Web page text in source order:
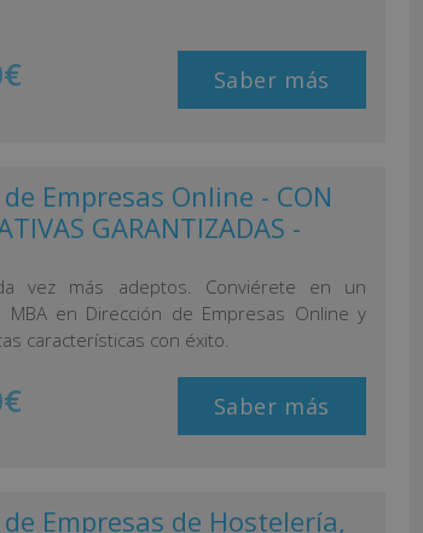
€ Saber más
Empresas Online - CON
GARANTIZADAS -
vez más adeptos. Conviérete en un
MBA en Dirección de Empresas Online y
características con éxito.
€ Saber más
Empresas de Hostelería,